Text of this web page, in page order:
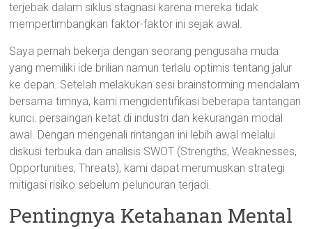
terjebak dalam siklus stagnasi karena mereka tidak
mempertimbangkan faktor-faktor ini sejak awal.
Saya pernah bekerja dengan seorang pengusaha muda
yang memiliki ide brilian namun terlalu optimis tentang jalur
ke depan. Setelah melakukan sesi brainstorming mendalam
bersama timnya, kami mengidentifikasi beberapa tantangan
kunci: persaingan ketat di industri dan kekurangan modal
awal. Dengan mengenali rintangan ini lebih awal melalui
diskusi terbuka dan analisis SWOT (Strengths, Weaknesses,
Opportunities, Threats), kami dapat merumuskan strategi
mitigasi risiko sebelum peluncuran terjadi.
Pentingnya Ketahanan Mental